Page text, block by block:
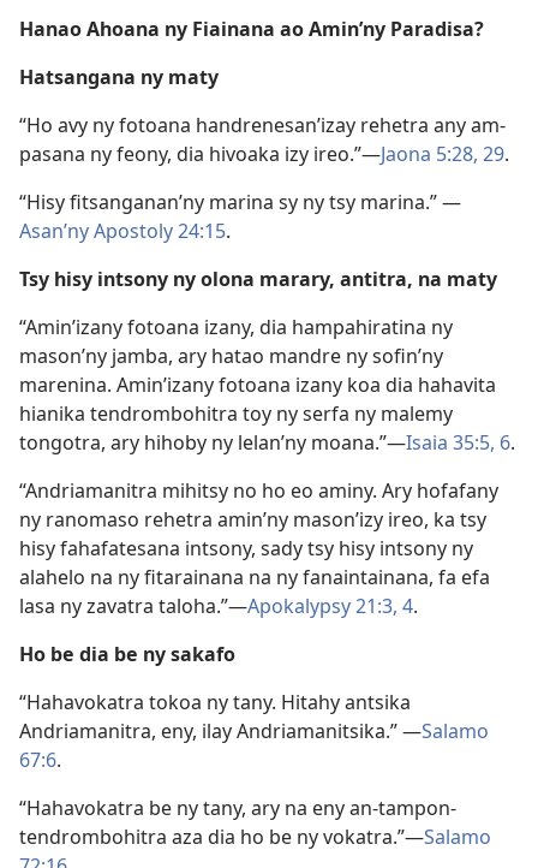
Hanao Ahoana ny Fiainana ao Amin’ny Paradisa?
Hatsangana ny maty
“Ho avy ny fotoana handrenesan’izay rehetra any am-
pasana ny feony, dia hivoaka izy ireo.”—Jaona 5:28, 29.
“Hisy fitsanganan’ny marina sy ny tsy marina.” —
Asan’ny Apostoly 24:15.
Tsy hisy intsony ny olona marary, antitra, na maty
“Amin’izany fotoana izany, dia hampahiratina ny
mason’ny jamba, ary hatao mandre ny sofin’ny
marenina. Amin’izany fotoana izany koa dia hahavita
hianika tendrombohitra toy ny serfa ny malemy
tongotra, ary hihoby ny lelan’ny moana.”—Isaia 35:5, 6.
“Andriamanitra mihitsy no ho eo aminy. Ary hofafany
ny ranomaso rehetra amin’ny mason’izy ireo, ka tsy
hisy fahafatesana intsony, sady tsy hisy intsony ny
alahelo na ny fitarainana na ny fanaintainana, fa efa
lasa ny zavatra taloha.”—Apokalypsy 21:3, 4.
Ho be dia be ny sakafo
“Hahavokatra tokoa ny tany. Hitahy antsika
Andriamanitra, eny, ilay Andriamanitsika.” —Salamo
67:6.
“Hahavokatra be ny tany, ary na eny an-tampon-
tendrombohitra aza dia ho be ny vokatra.”—Salamo